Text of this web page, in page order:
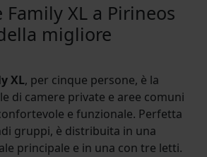
XL a Pirineos
migliore
XL, per cinque persone, è la
di camere private e aree comuni
e funzionale. Perfetta
gruppi, è distribuita in una
principale e in una con tre letti.